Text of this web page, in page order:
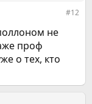
#12
не
проф
о тех, кто